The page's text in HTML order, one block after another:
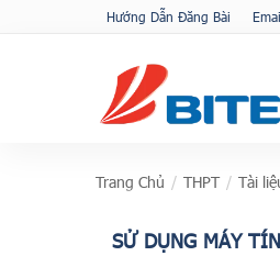
Hướng Dẫn Đăng Bài
Trang Chủ / THPT / Tài
SỬ DỤNG MÁY